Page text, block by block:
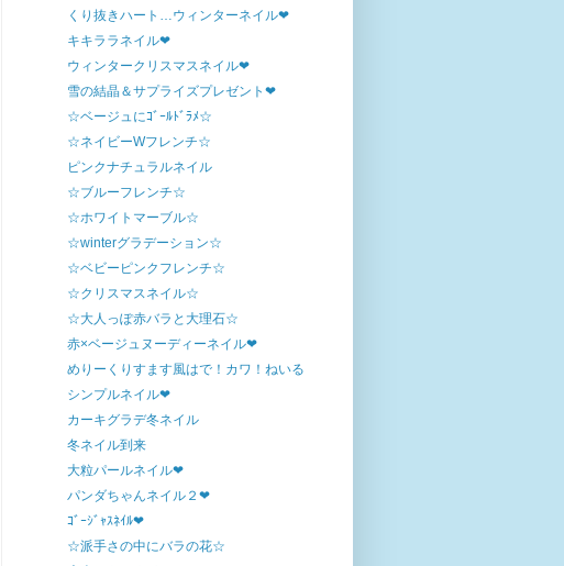
くり抜きハート…ウィンターネイル❤
キキララネイル❤
ウィンタークリスマスネイル❤
雪の結晶＆サプライズプレゼント❤
☆ベージュにｺﾞｰﾙﾄﾞﾗﾒ☆
☆ネイビーWフレンチ☆
ピンクナチュラルネイル
☆ブルーフレンチ☆
☆ホワイトマーブル☆
☆winterグラデーション☆
☆ベビーピンクフレンチ☆
☆クリスマスネイル☆
☆大人っぽ赤バラと大理石☆
赤×ベージュヌーディーネイル❤
めりーくりすます風はで！カワ！ねいる
シンプルネイル❤
カーキグラデ冬ネイル
冬ネイル到来
大粒パールネイル❤
パンダちゃんネイル２❤
ｺﾞｰｼﾞｬｽﾈｲﾙ❤
☆派手さの中にバラの花☆